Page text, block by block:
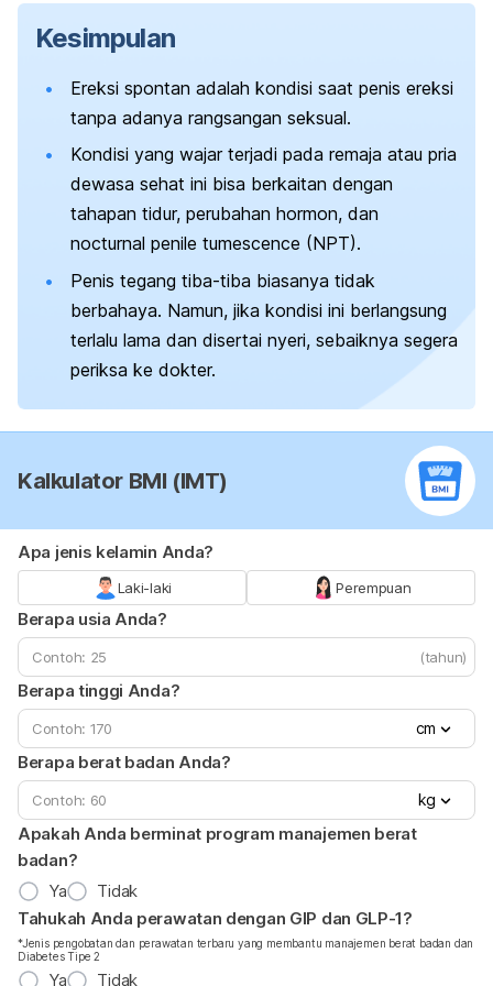
Kesimpulan
Ereksi spontan adalah kondisi saat penis ereksi
tanpa adanya rangsangan seksual.
Kondisi yang wajar terjadi pada remaja atau pria
dewasa sehat ini bisa berkaitan dengan
tahapan tidur, perubahan hormon, dan
nocturnal penile tumescence (NPT).
Penis tegang tiba-tiba biasanya tidak
berbahaya. Namun, jika kondisi ini berlangsung
terlalu lama dan disertai nyeri, sebaiknya segera
periksa ke dokter.
Kalkulator BMI (IMT)
Apa jenis kelamin Anda?
Laki-laki Perempuan
Berapa usia Anda?
(tahun)
Berapa tinggi Anda?
cm
Berapa berat badan Anda?
kg
Apakah Anda berminat program manajemen berat
badan?
Ya
Tidak
Tahukah Anda perawatan dengan GIP dan GLP-1?
*Jenis pengobatan dan perawatan terbaru yang membantu manajemen berat badan dan
Diabetes Tipe 2
Ya Tidak